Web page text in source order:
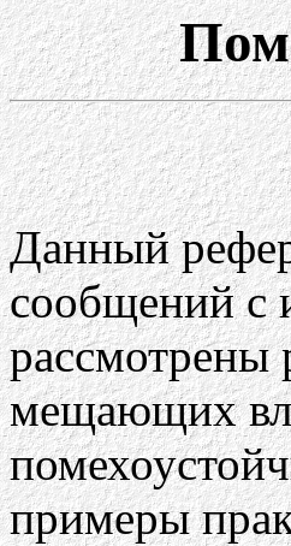
Данный
сообщений с
рассмотрены
мещающих
примеры